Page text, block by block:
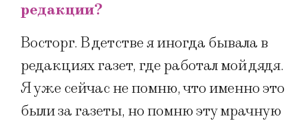
редакции?
Восторг. В детстве я иногда бывала в
редакциях газет, где работал мой дядя.
Я уже сейчас не помню, что именно это
были за газеты, но помню эту мрачную